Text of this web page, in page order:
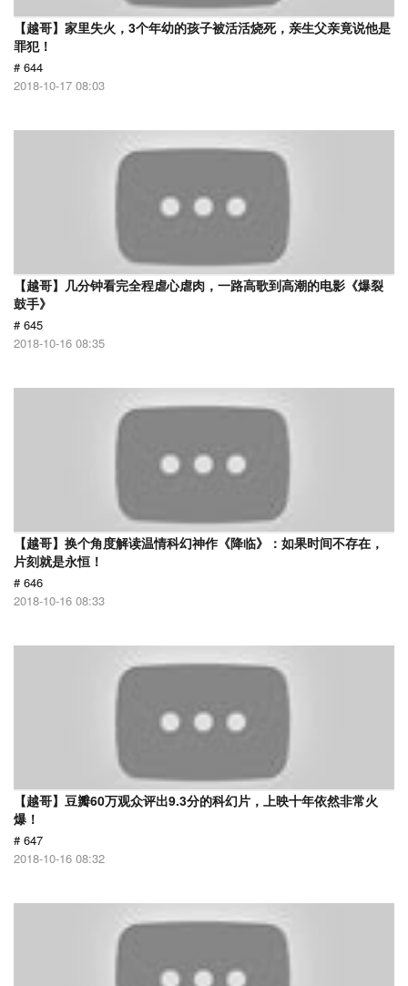
【越哥】家里失火，3个年幼的孩子被活活烧死，亲生父亲竟说他是
罪犯！
# 644
2018-10-17 08:03
【越哥】几分钟看完全程虐心虐肉，一路高歌到高潮的电影《爆裂
鼓手》
# 645
2018-10-16 08:35
【越哥】换个角度解读温情科幻神作《降临》：如果时间不存在，
片刻就是永恒！
# 646
2018-10-16 08:33
【越哥】豆瓣60万观众评出9.3分的科幻片，上映十年依然非常火
爆！
# 647
2018-10-16 08:32